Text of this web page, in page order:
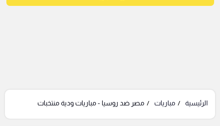
الرئيسية مباريات مصر ضد روسيا - مباريات ودية منتخبات